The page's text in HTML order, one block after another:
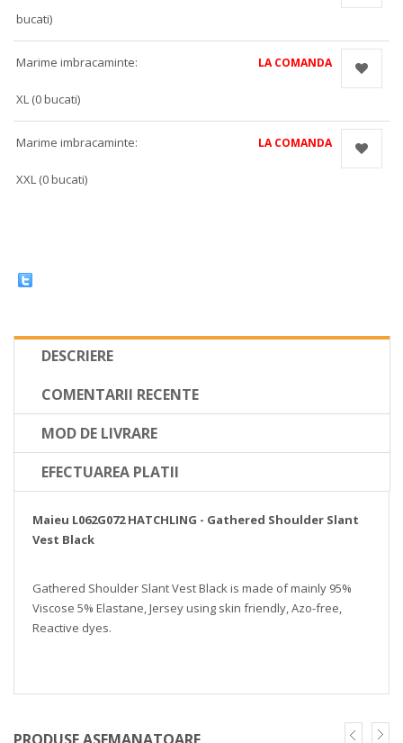
bucati)
Marime imbracaminte:
XL (0 bucati)
LA COMANDA
Marime imbracaminte:
XXL (0 bucati)
LA COMANDA
DESCRIERE
COMENTARII RECENTE
MOD DE LIVRARE
EFECTUAREA PLATII
Maieu L062G072 HATCHLING - Gathered Shoulder Slant
Vest Black
Gathered Shoulder Slant Vest Black is made of mainly 95%
Viscose 5% Elastane, Jersey using skin friendly, Azo-free,
Reactive dyes.
PRODUSE ASEMANATOARE